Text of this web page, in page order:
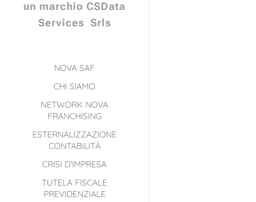
un marchio CSData
Services Srls
NOVA SAF
CHI SIAMO
NETWORK NOVA
FRANCHISING
ESTERNALIZZAZIONE
CONTABILITÀ
CRISI D'IMPRESA
TUTELA FISCALE
PREVIDENZIALE